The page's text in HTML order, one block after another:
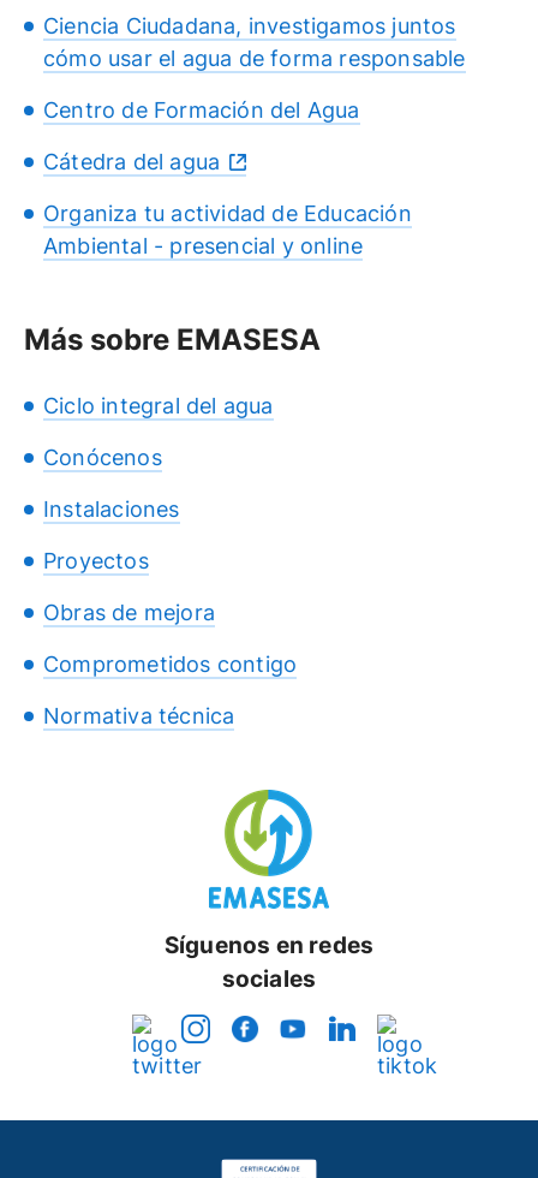
Ciencia Ciudadana, investigamos juntos
cómo usar el agua de forma responsable
Centro de Formación del Agua
Cátedra del agua
Organiza tu actividad de Educación
Ambiental - presencial y online
Más sobre EMASESA
Ciclo integral del agua
Conócenos
Instalaciones
Proyectos
Obras de mejora
Comprometidos contigo
Normativa técnica
Síguenos en redes
sociales